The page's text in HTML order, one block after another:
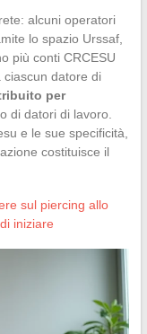
alcuni operatori
lo spazio Urssaf,
più conti CRCESU
ciascun datore di
per
di datori di lavoro.
e le sue specificità,
costituisce il
sul piercing allo
iniziare